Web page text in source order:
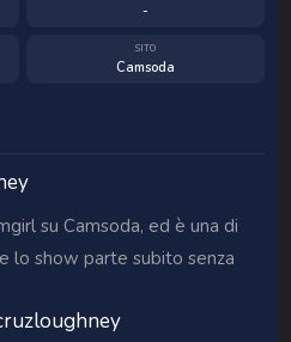
-
SITO
Camsoda
su Camsoda, ed è una di
lo show parte subito senza